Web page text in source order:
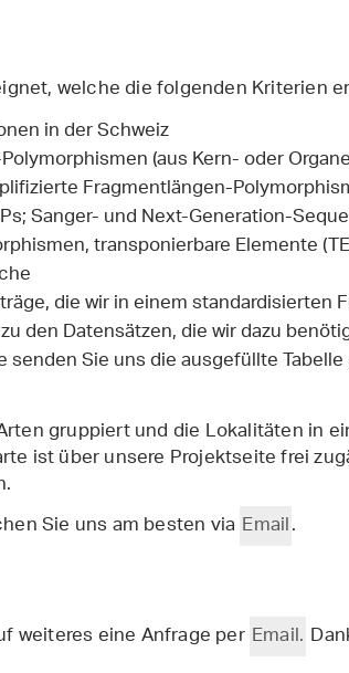
welche die folgenden Kriterien
in der Schweiz
(aus Kern- oder
Fragmentlängen-
Sanger- und Next-Generation-
transponierbare Elemente
die wir in einem standardisierten
den Datensätzen, die wir dazu
Sie uns die ausgefüllte
gruppiert und die Lokalitäten in
ist über unsere Projektseite frei
Sie uns am besten via Email.
weiteres eine Anfrage perEmail.